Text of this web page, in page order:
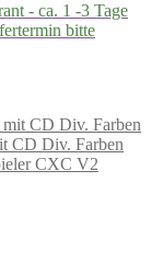
- ca. 1 -3 Tage
bitte
CD Div. Farben
CXC V2